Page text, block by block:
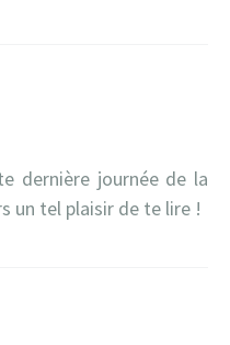
dernière journée de la
un tel plaisir de te lire !